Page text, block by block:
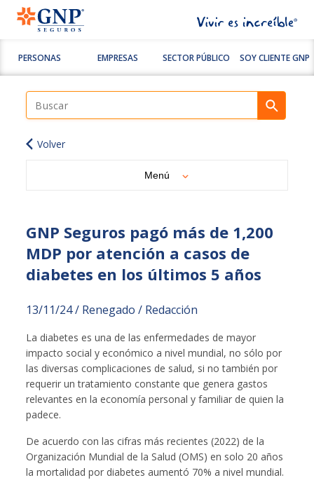
PERSONAS EMPRESAS SECTOR PÚBLICO SOY CLIENTE GNP
Volver
Menú
GNP Seguros pagó más de 1,200
MDP por atención a casos de
diabetes en los últimos 5 años
13/11/24 / Renegado / Redacción
La diabetes es una de las enfermedades de mayor
impacto social y económico a nivel mundial, no sólo por
las diversas complicaciones de salud, si no también por
requerir un tratamiento constante que genera gastos
relevantes en la economía personal y familiar de quien la
padece.
De acuerdo con las cifras más recientes (2022) de la
Organización Mundial de la Salud (OMS) en solo 20 años
la mortalidad por diabetes aumentó 70% a nivel mundial.